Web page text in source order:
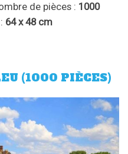
de pièces : 1000
64 x 48 cm
(1000 PIÈCES)